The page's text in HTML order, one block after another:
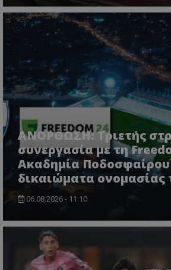
ΑΝΟΡΘΩΣΗ: Τριετής
συνεργασία με τη
Ακαδημία Ποδοσφαίρου
δικαιώματα ονομασίας
06.08.2026 - 11:10